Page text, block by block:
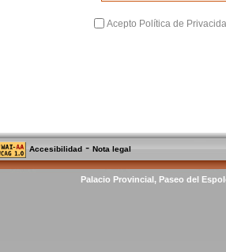
Acepto Política de
Accesibilidad -Nota legal
Palacio Provincial, Paseo del